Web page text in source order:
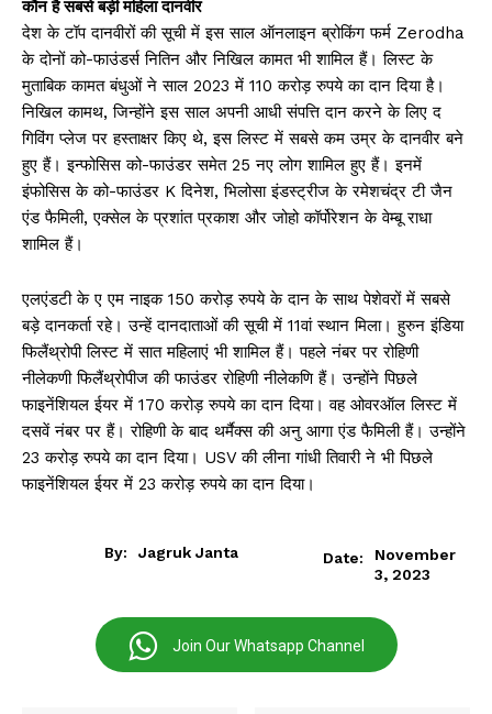
कौन है सबसे बड़ी महिला दानवीर
देश के टॉप दानवीरों की सूची में इस साल ऑनलाइन ब्रोकिंग फर्म Zerodha
के दोनों को-फाउंडर्स नितिन और निखिल कामत भी शामिल हैं। लिस्ट के
मुताबिक कामत बंधुओं ने साल 2023 में 110 करोड़ रुपये का दान दिया है।
निखिल कामथ, जिन्होंने इस साल अपनी आधी संपत्ति दान करने के लिए द
गिविंग प्लेज पर हस्ताक्षर किए थे, इस लिस्ट में सबसे कम उम्र के दानवीर बने
हुए हैं। इन्फोसिस को-फाउंडर समेत 25 नए लोग शामिल हुए हैं। इनमें
इंफोसिस के को-फाउंडर K दिनेश, भिलोसा इंडस्ट्रीज के रमेशचंद्र टी जैन
एंड फैमिली, एक्सेल के प्रशांत प्रकाश और जोहो कॉर्पोरेशन के वेम्बू राधा
शामिल हैं।
एलएंडटी के ए एम नाइक 150 करोड़ रुपये के दान के साथ पेशेवरों में सबसे
बड़े दानकर्ता रहे। उन्हें दानदाताओं की सूची में 11वां स्थान मिला। हुरुन इंडिया
फिलैंथ्रोपी लिस्ट में सात महिलाएं भी शामिल हैं। पहले नंबर पर रोहिणी
नीलेकणी फिलैंथ्रोपीज की फाउंडर रोहिणी नीलेकणि हैं। उन्होंने पिछले
फाइनेंशियल ईयर में 170 करोड़ रुपये का दान दिया। वह ओवरऑल लिस्ट में
दसवें नंबर पर हैं। रोहिणी के बाद थर्मैक्स की अनु आगा एंड फैमिली हैं। उन्होंने
23 करोड़ रुपये का दान दिया। USV की लीना गांधी तिवारी ने भी पिछले
फाइनेंशियल ईयर में 23 करोड़ रुपये का दान दिया।
By: Jagruk Janta Date:
November
3, 2023
Join Our Whatsapp Channel